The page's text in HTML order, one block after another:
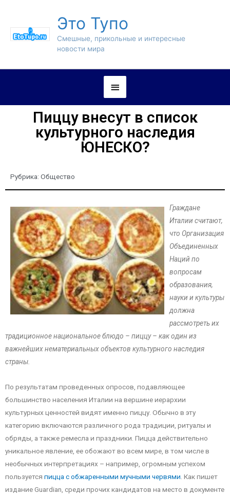
Это Тупо
Смешные, прикольные и интересные
новости мира
Пиццу внесут в список
культурного наследия
ЮНЕСКО?
Рубрика: Общество
Граждане
Италии считают,
что Организация
Объединенных
Наций по
вопросам
образования,
науки и культуры
должна
рассмотреть их
традиционное национальное блюдо – пиццу – как один из
важнейших нематериальных объектов культурного наследия
страны.
По результатам проведенных опросов, подавляющее
большинство населения Италии на вершине иерархии
культурных ценностей видят именно пиццу. Обычно в эту
категорию включаются различного рода традиции, ритуалы и
обряды, а также ремесла и праздники. Пицца действительно
уникальное явление, ее обожают во всем мире, в том числе в
необычных интерпретациях – например, огромным успехом
пользуется пицца с обжаренными мучными червями . Как пишет
издание Guardian, среди прочих кандидатов на место в документе